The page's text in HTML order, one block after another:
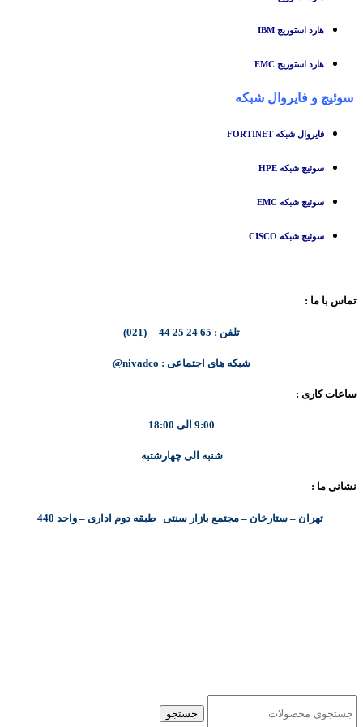
هارد استوریج IBM
هارد استوریج EMC
سوئیچ و فایروال شبکه
فایروال شبکه FORTINET
سوئیچ شبکه HPE
سوئیچ شبکه EMC
سوئیچ شبکه CISCO
تماس با ما :
تلفن : 65 24 25 44 (021)
شبکه های اجتماعی : nivadco@
ساعات کاری :
9:00 الی 18:00
شنبه الی چهارشتبه
نشانی ما :
تهران – ستارخان – مجتمع بازار سنتی طبقه دوم اداری – واحد 440
جستجو